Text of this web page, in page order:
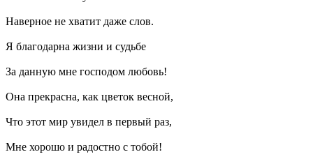
Наверное не хватит даже слов.
Я благодарна жизни и судьбе
За данную мне господом любовь!
Она прекрасна, как цветок весной,
Что этот мир увидел в первый раз,
Мне хорошо и радостно с тобой!